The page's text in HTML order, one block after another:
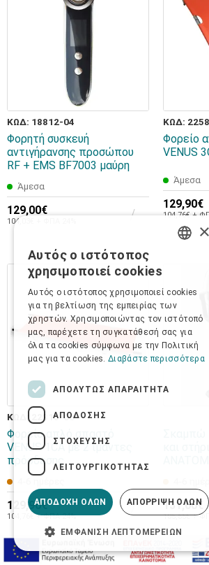
ΚΩΔ: 18812-04
Φορητή συσκευή
αντιγήρανσης προσώπου
RF + EMS BF7003 μαύρη
Άμεσα
129,00€
104,03€ + ΦΠΑ 24%
ΚΩΔ:
Φορείο
VENUS
Άμεσα
129,90€
104,76€ +
ΚΩΔ: 22815-00
Φορείο απλό σπαστό
VENUS 1CA με 2 ιμάντες
πρόσδεσης
129,90€
104,76€ + ΦΠΑ 24%
Σκαμπώ
και
131,00€
105,65€ +
×
Αυτός ο ιστότοπος
χρησιμοποιεί cookies
Αυτός ο ιστότοπος χρησιμοποιεί cookies
για τη βελτίωση της εμπειρίας των
χρηστών. Χρησιμοποιώντας τον ιστότοπό
μας, παρέχετε τη συγκατάθεσή σας για
όλα τα cookies σύμφωνα με την Πολιτική
μας για τα cookies. Διαβάστε περισσότερα
ΑΠΟΛΎΤΩΣ ΑΠΑΡΑΊΤΗΤΑ
ΑΠΌΔΟΣΗΣ
ΣΤΌΧΕΥΣΗΣ
ΛΕΙΤΟΥΡΓΙΚΌΤΗΤΑΣ
ΑΠΟΔΟΧΉ ΌΛΩΝ ΑΠΌΡΡΙΨΗ ΌΛΩΝ
ΕΜΦΆΝΙΣΗ ΛΕΠΤΟΜΕΡΕΙΏΝ